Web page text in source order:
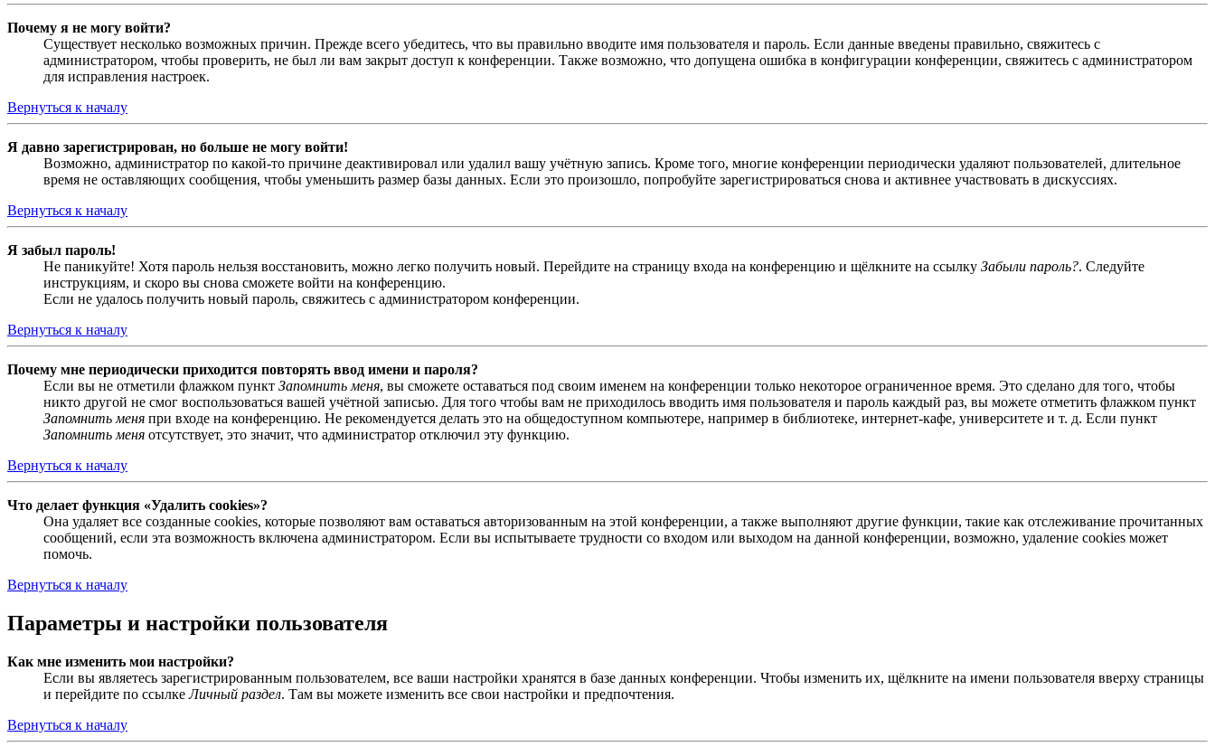
Почему я не могу войти?
Существует несколько возможных причин. Прежде всего убедитесь, что вы правильно вводите имя пользователя и пароль. Если данные введены правильно, свяжитесь с
администратором, чтобы проверить, не был ли вам закрыт доступ к конференции. Также возможно, что допущена ошибка в конфигурации конференции, свяжитесь с администратором
для исправления настроек.
Вернуться к началу
Я давно зарегистрирован, но больше не могу войти!
Возможно, администратор по какой-то причине деактивировал или удалил вашу учётную запись. Кроме того, многие конференции периодически удаляют пользователей, длительное
время не оставляющих сообщения, чтобы уменьшить размер базы данных. Если это произошло, попробуйте зарегистрироваться снова и активнее участвовать в дискуссиях.
Вернуться к началу
Я забыл пароль!
Не паникуйте! Хотя пароль нельзя восстановить, можно легко получить новый. Перейдите на страницу входа на конференцию и щёлкните на ссылку Забыли пароль?. Следуйте
инструкциям, и скоро вы снова сможете войти на конференцию.
Если не удалось получить новый пароль, свяжитесь с администратором конференции.
Вернуться к началу
Почему мне периодически приходится повторять ввод имени и пароля?
Если вы не отметили флажком пункт Запомнить меня, вы сможете оставаться под своим именем на конференции только некоторое ограниченное время. Это сделано для того, чтобы
никто другой не смог воспользоваться вашей учётной записью. Для того чтобы вам не приходилось вводить имя пользователя и пароль каждый раз, вы можете отметить флажком пункт
Запомнить меня при входе на конференцию. Не рекомендуется делать это на общедоступном компьютере, например в библиотеке, интернет-кафе, университете и т. д. Если пункт
Запомнить меня отсутствует, это значит, что администратор отключил эту функцию.
Вернуться к началу
Что делает функция «Удалить cookies»?
Она удаляет все созданные cookies, которые позволяют вам оставаться авторизованным на этой конференции, а также выполняют другие функции, такие как отслеживание прочитанных
сообщений, если эта возможность включена администратором. Если вы испытываете трудности со входом или выходом на данной конференции, возможно, удаление cookies может
помочь.
Вернуться к началу
Параметры и настройки пользователя
Как мне изменить мои настройки?
Если вы являетесь зарегистрированным пользователем, все ваши настройки хранятся в базе данных конференции. Чтобы изменить их, щёлкните на имени пользователя вверху страницы
и перейдите по ссылкеЛичный раздел. Там вы можете изменить все свои настройки и предпочтения.
Вернуться к началу